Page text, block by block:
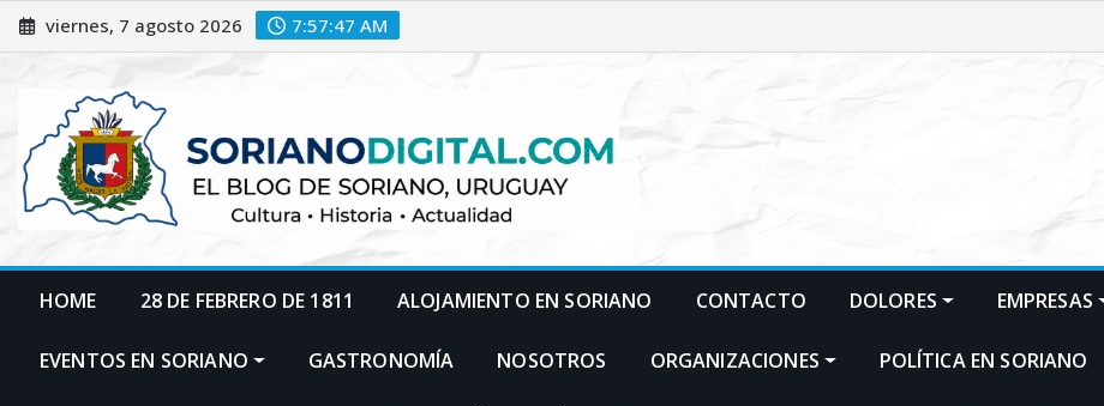
Skip
to
viernes, 7 agosto 2026 7:57:48 AM
HOME 28 DE FEBRERO DE 1811 ALOJAMIENTO EN SORIANO CONTACTO DOLORES EMPRESAS
EVENTOS EN SORIANO GASTRONOMÍA NOSOTROS ORGANIZACIONES POLÍTICA EN SORIANO